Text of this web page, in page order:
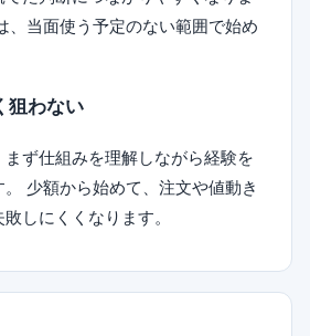
、当面使う予定のない範囲で始め
狙わない
ず仕組みを理解しながら経験を
少額から始めて、注文や値動き
しにくくなります。